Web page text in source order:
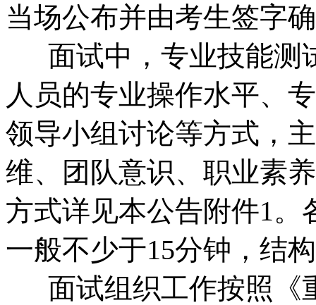
当场公布并由考生签字
面试中，专业技能测
人员的专业操作水平、
领导小组讨论等方式，
维、团队意识、职业素
方式详见本公告附件1。
一般不少于15分钟，结
面试组织工作按照《